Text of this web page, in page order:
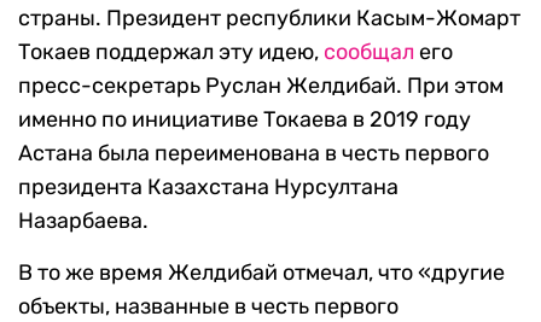
страны. Президент республики Касым-Жомарт
Токаев поддержал эту идею, сообщал его
пресс-секретарь Руслан Желдибай. При этом
именно по инициативе Токаева в 2019 году
Астана была переименована в честь первого
президента Казахстана Нурсултана
Назарбаева.
В то же время Желдибай отмечал, что «другие
объекты, названные в честь первого